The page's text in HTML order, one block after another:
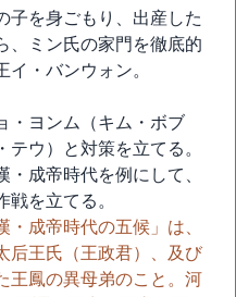
子を身ごもり、出産した
、ミン氏の家門を徹底的
・バンウォン。
・ヨンム（キム・ボブ
ウ）と対策を立てる。
成帝時代を例にして、
戦を立てる。
成帝時代の五候」は、
后王氏（王政君）、及び
王鳳の異母弟のこと。河